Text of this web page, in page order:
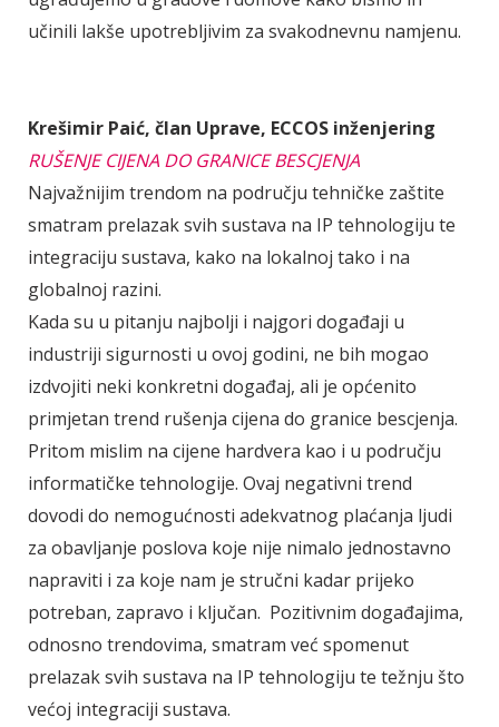
učinili lakše upotrebljivim za svakodnevnu namjenu.
Krešimir Paić, član Uprave, ECCOS inženjering
RUŠENJE CIJENA DO GRANICE BESCJENJA
Najvažnijim trendom na području tehničke zaštite
smatram prelazak svih sustava na IP tehnologiju te
integraciju sustava, kako na lokalnoj tako i na
globalnoj razini.
Kada su u pitanju najbolji i najgori događaji u
industriji sigurnosti u ovoj godini, ne bih mogao
izdvojiti neki konkretni događaj, ali je općenito
primjetan trend rušenja cijena do granice bescjenja.
Pritom mislim na cijene hardvera kao i u području
informatičke tehnologije. Ovaj negativni trend
dovodi do nemogućnosti adekvatnog plaćanja ljudi
za obavljanje poslova koje nije nimalo jednostavno
napraviti i za koje nam je stručni kadar prijeko
potreban, zapravo i ključan. Pozitivnim događajima,
odnosno trendovima, smatram već spomenut
prelazak svih sustava na IP tehnologiju te težnju što
većoj integraciji sustava.